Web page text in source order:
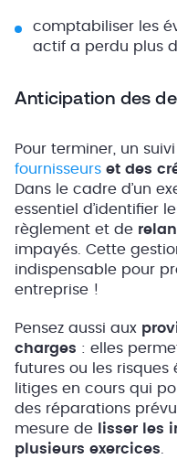
comptabiliser les
actif a perdu plus
Anticipation des
Pour terminer, un
fournisseurs et des
Dans le cadre d’un
essentiel d’identifier
règlement et de
impayés. Cette
indispensable pour
entreprise !
Pensez aussi aux
charges : elles
futures ou les risques
litiges en cours qui
des réparations
mesure de lisser les
plusieurs exercices.